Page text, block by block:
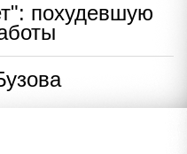
похудевшую